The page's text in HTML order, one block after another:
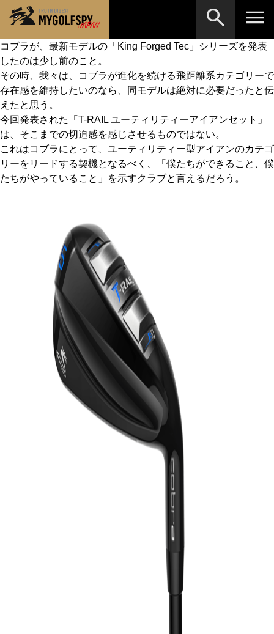
コブラが、最新モデルの「King Forged Tec」シリーズを発表
したのは少し前のこと。
その時、我々は、コブラが進化を続ける飛距離系カテゴリーで
存在感を維持したいのなら、同モデルは絶対に必要だったと伝
えたと思う。
今回発表された「T-RAIL ユーティリティーアイアンセット」
は、そこまでの切迫感を感じさせるものではない。
これはコブラにとって、ユーティリティー型アイアンのカテゴ
リーをリードする契機となるべく、「僕たちができること、僕
たちがやっていること」を示すクラブと言えるだろう。
MOST WANTED テストランキング
NEW RELEASES 新製品情報
HOW TO ゴルフ上達・実践テクニック
LAB テスト・データ検証
Golf News ゴルフニュース
FAIRWAY WOODS フェアウェイウッド
ハイブリッド
アイアン
ウェッジ
パター
その他
Editor’s Picks 編集部のおすすめ
私たちのチーム
※メーカー名やクラブ名など、検索したい事柄を入
力してください。
検索